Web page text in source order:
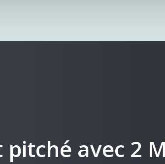
pitché avec 2